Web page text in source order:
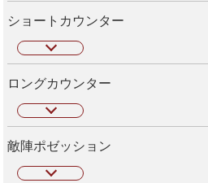
ショートカウンター
ロングカウンター
敵陣ポゼッション